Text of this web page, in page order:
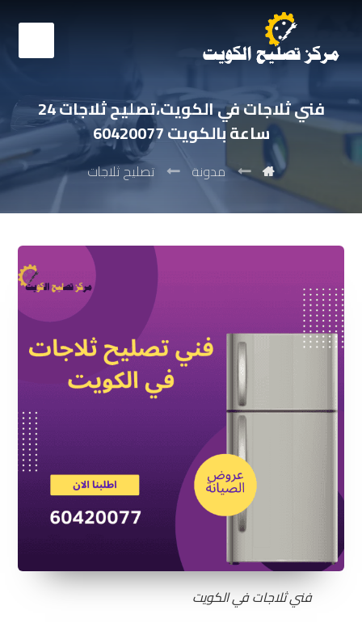
فني ثلاجات في الكويت،تصليح ثلاجات 24
ساعة بالكويت 60420077
مدونة تصليح ثلاجات
فني ثلاجات في الكويت